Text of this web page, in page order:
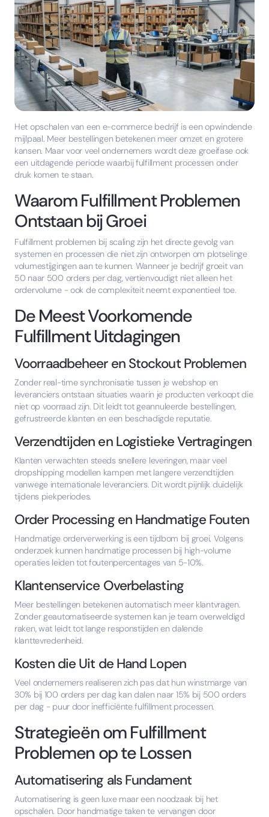
Het opschalen van een e-commerce bedrijf is een opwindende
mijlpaal. Meer bestellingen betekenen meer omzet en grotere
kansen. Maar voor veel ondernemers wordt deze groeifase ook
een uitdagende periode waarbij fulfillment processen onder
druk komen te staan.
Waarom Fulfillment Problemen
Ontstaan bij Groei
Fulfillment problemen bij scaling zijn het directe gevolg van
systemen en processen die niet zijn ontworpen om plotselinge
volumestijgingen aan te kunnen. Wanneer je bedrijf groeit van
50 naar 500 orders per dag, vertienvoudigt niet alleen het
ordervolume - ook de complexiteit neemt exponentieel toe.
De Meest Voorkomende
Fulfillment Uitdagingen
Voorraadbeheer en Stockout Problemen
Zonder real-time synchronisatie tussen je webshop en
leveranciers ontstaan situaties waarin je producten verkoopt die
niet op voorraad zijn. Dit leidt tot geannuleerde bestellingen,
gefrustreerde klanten en een beschadigde reputatie.
Verzendtijden en Logistieke Vertragingen
Klanten verwachten steeds snellere leveringen, maar veel
dropshipping modellen kampen met langere verzendtijden
vanwege internationale leveranciers. Dit wordt pijnlijk duidelijk
tijdens piekperiodes.
Order Processing en Handmatige Fouten
Handmatige orderverwerking is een tijdbom bij groei. Volgens
onderzoek kunnen handmatige processen bij high-volume
operaties leiden tot foutenpercentages van 5-10%.
Klantenservice Overbelasting
Meer bestellingen betekenen automatisch meer klantvragen.
Zonder geautomatiseerde systemen kan je team overweldigd
raken, wat leidt tot lange responstijden en dalende
klanttevredenheid.
Kosten die Uit de Hand Lopen
Veel ondernemers realiseren zich pas dat hun winstmarge van
30% bij 100 orders per dag kan dalen naar 15% bij 500 orders
per dag - puur door inefficiënte fulfillment processen.
Strategieën om Fulfillment
Problemen op te Lossen
Automatisering als Fundament
Automatisering is geen luxe maar een noodzaak bij het
opschalen. Door handmatige taken te vervangen door